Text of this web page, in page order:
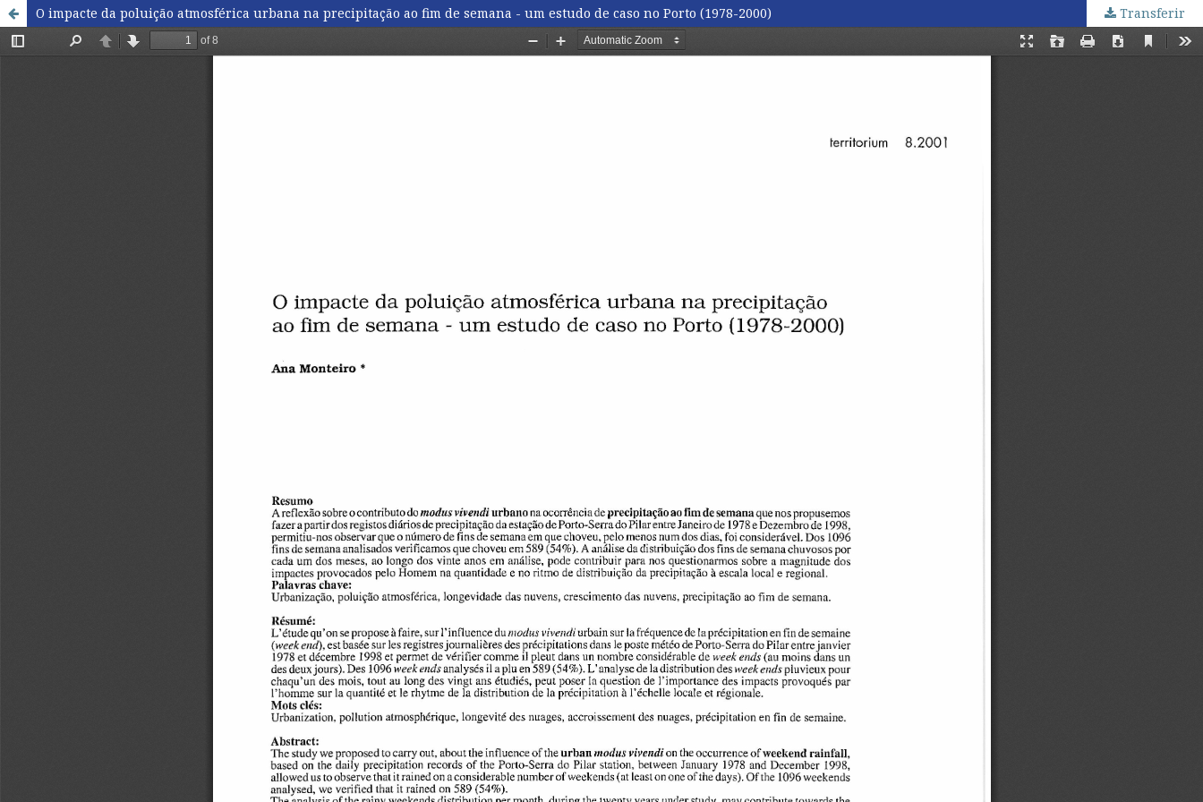
O impacte da poluição atmosférica urbana na precipitação ao fim de semana - um estudo de caso no Porto (1978-2000) Transferir